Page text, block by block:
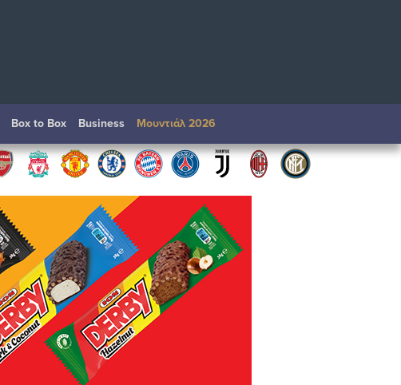
Box to Box Βusiness Μουντιάλ 2026